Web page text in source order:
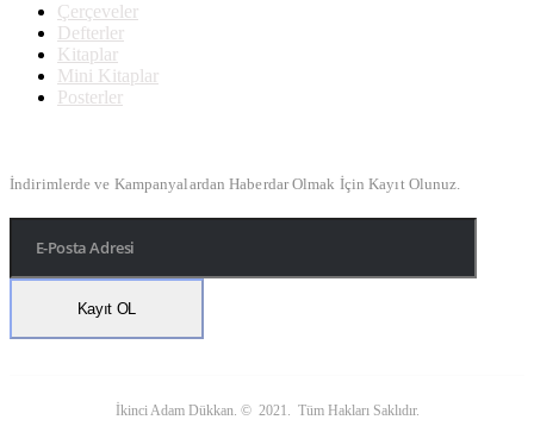
Çerçeveler
Defterler
Kitaplar
Mini Kitaplar
Posterler
İndirimlerde ve Kampanyalardan Haberdar Olmak İçin Kayıt Olunuz.
İkinci Adam Dükkan. © 2021. Tüm Hakları Saklıdır.